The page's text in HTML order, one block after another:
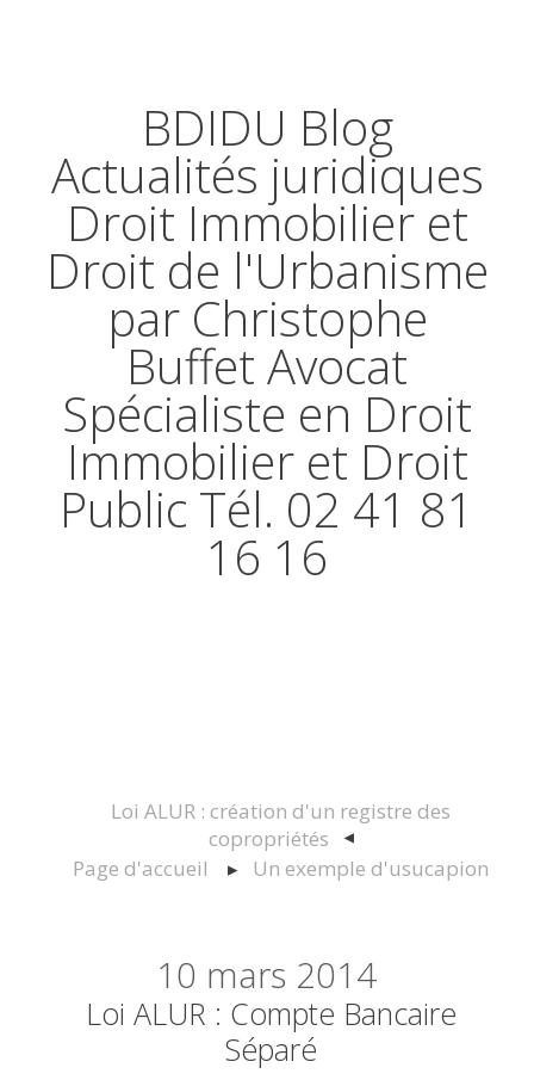
BDIDU Blog
Actualités juridiques
Droit Immobilier et
Droit de l'Urbanisme
par Christophe
Buffet Avocat
Spécialiste en Droit
Immobilier et Droit
Public Tél. 02 41 81
16 16
Loi ALUR : création d'un registre des
copropriétés
Page d'accueil
Un exemple d'usucapion
10 mars 2014
Loi ALUR : Compte Bancaire
Séparé